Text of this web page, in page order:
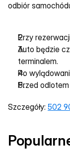
odbiór
Przy
Auto będzie
terminalem.
Po
Przed
Szczegóły: 502